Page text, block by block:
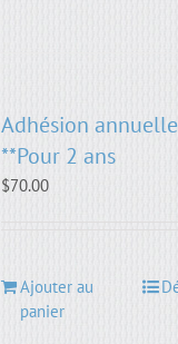
Adhésion
**Pour 2 ans
$70.00
Ajouter au
panier